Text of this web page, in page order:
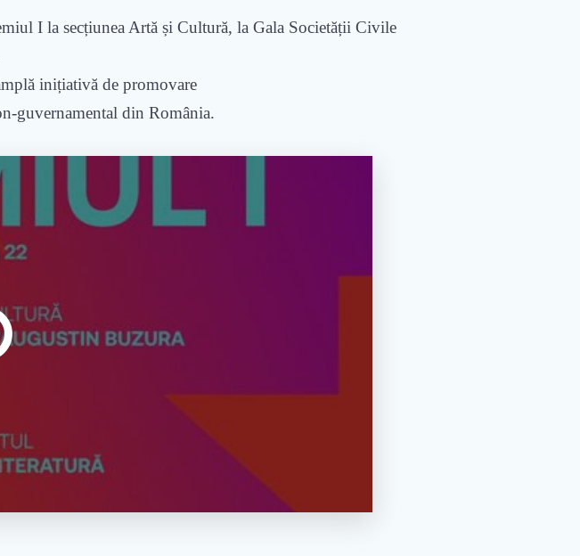
I la secțiunea Artă și Cultură, la Gala Societății Civile
inițiativă de promovare
guvernamental din România.